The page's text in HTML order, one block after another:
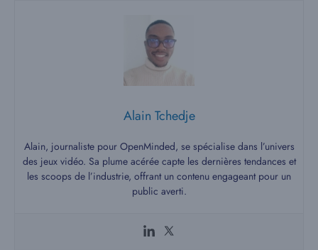
Alain Tchedje
Alain, journaliste pour OpenMinded, se spécialise dans l’univers
des jeux vidéo. Sa plume acérée capte les dernières tendances et
les scoops de l’industrie, offrant un contenu engageant pour un
public averti.